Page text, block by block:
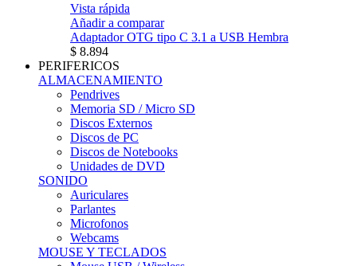
Vista rápida
Añadir a comparar
Adaptador OTG tipo C 3.1 a USB Hembra
$ 8.894
PERIFERICOS
ALMACENAMIENTO
Pendrives
Memoria SD / Micro SD
Discos Externos
Discos de PC
Discos de Notebooks
Unidades de DVD
SONIDO
Auriculares
Parlantes
Microfonos
Webcams
MOUSE Y TECLADOS